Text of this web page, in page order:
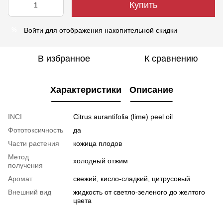
Купить
Войти для отображения накопительной скидки
В избранное К сравнению
Характеристики Описание
INCI
Citrus aurantifolia (lime) peel oil
Фототоксичность
да
Части растения
кожица плодов
Метод
получения
холодный отжим
Аромат
свежий, кисло-сладкий, цитрусовый
Внешний вид
жидкость от светло-зеленого до желтого
цвета